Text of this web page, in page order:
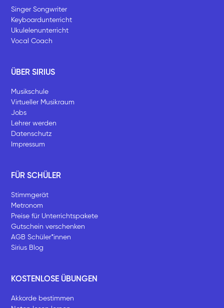
Singer Songwriter
Keyboardunterricht
Ukulelenunterricht
Vocal Coach
ÜBER SIRIUS
Musikschule
Virtueller Musikraum
Jobs
Lehrer werden
Datenschutz
Impressum
FÜR SCHÜLER
Stimmgerät
Metronom
Preise für Unterrichtspakete
Gutschein verschenken
AGB Schüler*innen
Sirius Blog
KOSTENLOSE ÜBUNGEN
Akkorde bestimmen